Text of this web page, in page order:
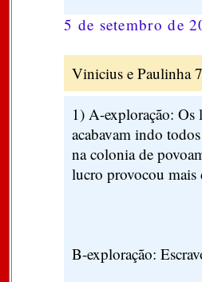
5 de setembro de
Vinicius e Paulinha
1) A-exploração: Os
acabavam indo
na colonia de
lucro provocou mais
B-exploração: